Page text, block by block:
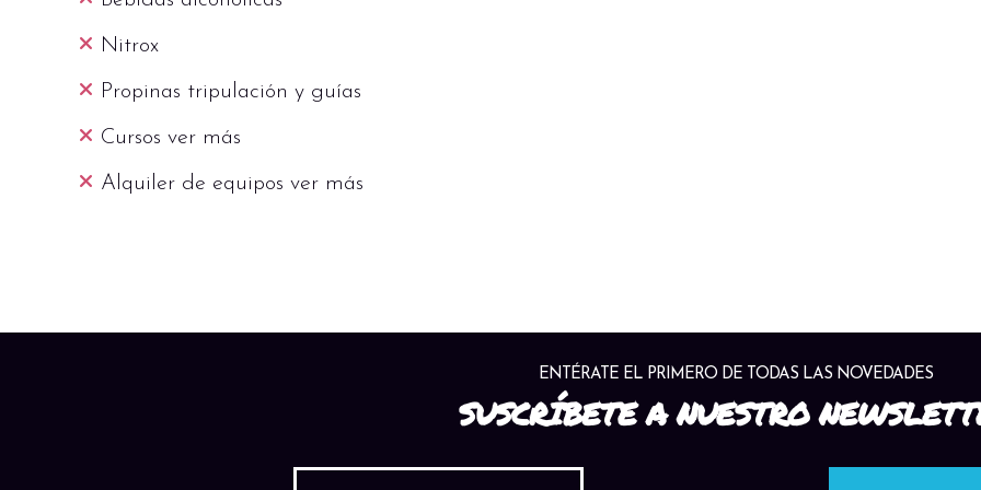
Nitrox
Propinas tripulación y guías
Cursos ver más
Alquiler de equipos ver más
ENTÉRATE EL PRIMERO DE TODAS LAS NOVEDADES
SUSCRÍBETE A NUESTRO